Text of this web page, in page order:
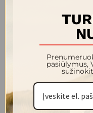
FEJA lova dvigulė 2200x1730
pasiūlymus,